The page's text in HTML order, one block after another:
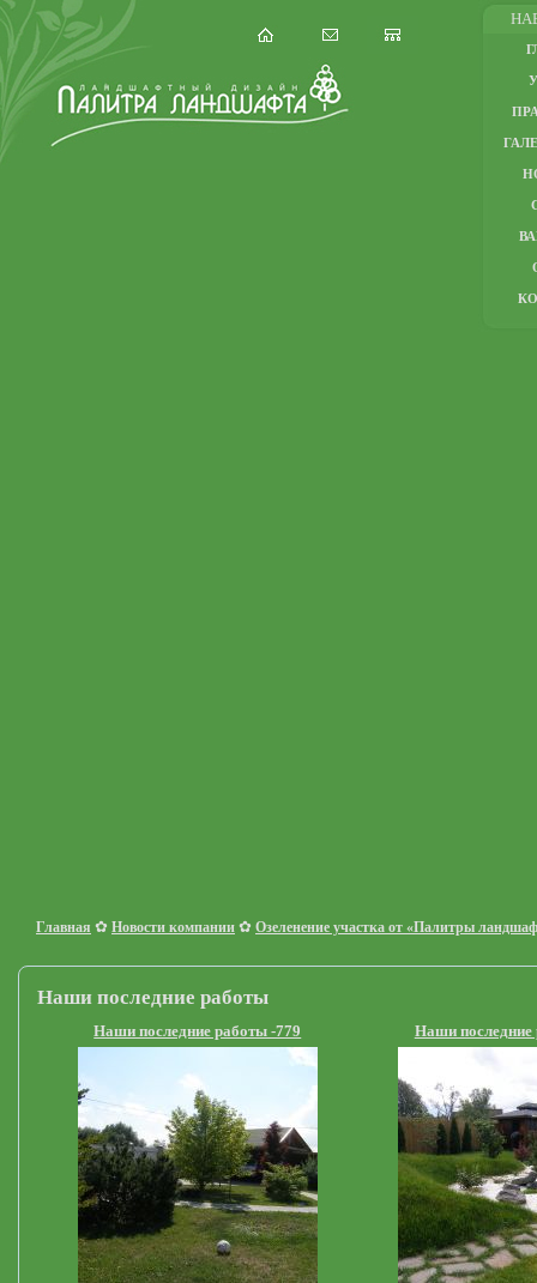
Главная ✿ Новости компании ✿ Озеленение участка от «Палитры
Наши последние работы
Наши последние работы -779 Наши последние